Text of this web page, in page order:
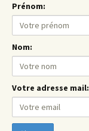
Prénom:
Nom:
Votre adresse mail: